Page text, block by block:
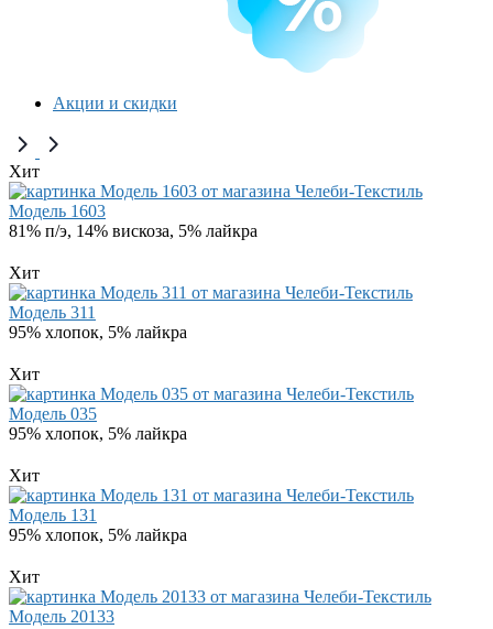
Акции и скидки
Хит
Модель 1603
81% п/э, 14% вискоза, 5% лайкра
Хит
Модель 311
95% хлопок, 5% лайкра
Хит
Модель 035
95% хлопок, 5% лайкра
Хит
Модель 131
95% хлопок, 5% лайкра
Хит
Модель 20133